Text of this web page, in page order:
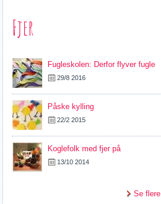
Fjer
Fugleskolen: Derfor flyver fugle
29/8 2016
Påske kylling
22/2 2015
Koglefolk med fjer på
13/10 2014
Se flere